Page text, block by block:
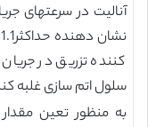
آنالیت در سرعتهای
کننده تزریق در جریان
سلول اتم سازی غلبه
به منظور تعین